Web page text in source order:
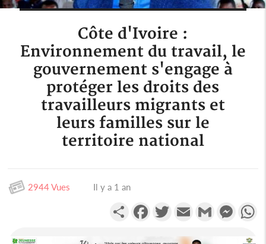
Côte d'Ivoire :
Environnement du travail, le
gouvernement s'engage à
protéger les droits des
travailleurs migrants et
leurs familles sur le
territoire national
2944 Vues Il y a 1 an
PartagerFacebookTwitterEmail Gmail